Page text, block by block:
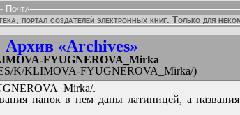
- Почта
портал создателей электронных книг. Только для
Архив «Archives»
FYUGNEROVA_Mirka
K/KLIMOVA-FYUGNEROVA_Mirka/)
.
папок в нем даны латиницей, а